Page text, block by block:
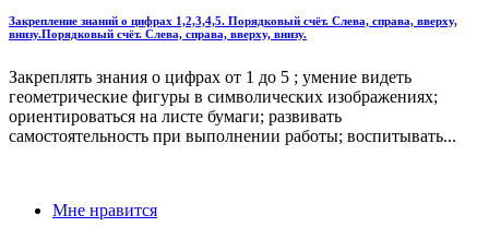
Закрепление знаний о цифрах 1,2,3,4,5. Порядковый счёт. Слева, справа, вверху,
внизу.Порядковый счёт. Слева, справа, вверху, внизу.
Закреплять знания о цифрах от 1 до 5 ; умение видеть
геометрические фигуры в символических изображениях;
ориентироваться на листе бумаги; развивать
самостоятельность при выполнении работы; воспитывать...
Мне нравится